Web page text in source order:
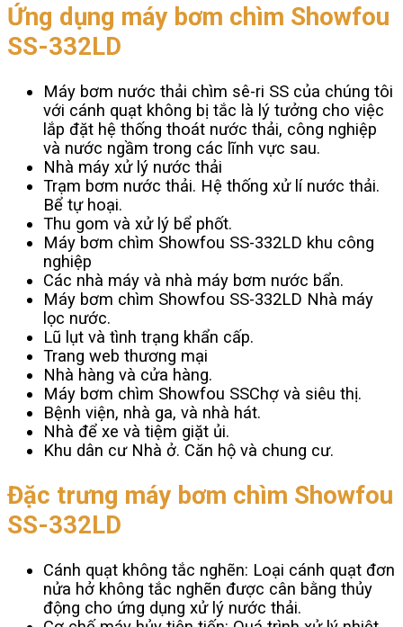
Ứng dụng máy bơm chìm Showfou
SS-332LD
Máy bơm nước thải chìm sê-ri SS của chúng tôi
với cánh quạt không bị tắc là lý tưởng cho việc
lắp đặt hệ thống thoát nước thải, công nghiệp
và nước ngầm trong các lĩnh vực sau.
Nhà máy xử lý nước thải
Trạm bơm nước thải. Hệ thống xử lí nước thải.
Bể tự hoại.
Thu gom và xử lý bể phốt.
Máy bơm chìm Showfou SS-332LD khu công
nghiệp
Các nhà máy và nhà máy bơm nước bẩn.
Máy bơm chìm Showfou SS-332LD Nhà máy
lọc nước.
Lũ lụt và tình trạng khẩn cấp.
Trang web thương mại
Nhà hàng và cửa hàng.
Máy bơm chìm Showfou SSChợ và siêu thị.
Bệnh viện, nhà ga, và nhà hát.
Nhà để xe và tiệm giặt ủi.
Khu dân cư Nhà ở. Căn hộ và chung cư.
Đặc trưng máy bơm chìm Showfou
SS-332LD
Cánh quạt không tắc nghẽn: Loại cánh quạt đơn
nửa hở không tắc nghẽn được cân bằng thủy
động cho ứng dụng xử lý nước thải.